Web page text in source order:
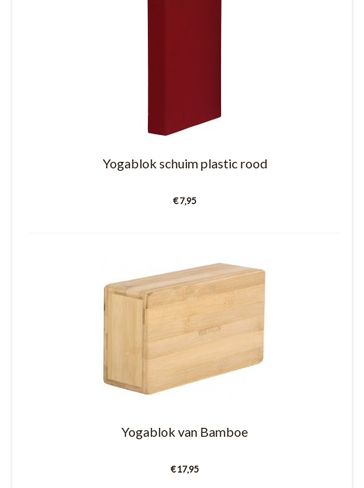
Yogablok schuim plastic rood
€ 7,95
Yogablok van Bamboe
€ 17,95